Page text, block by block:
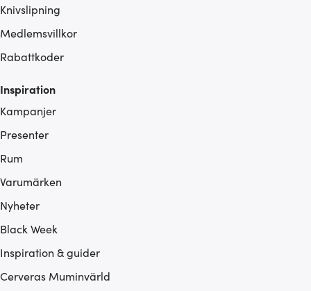
Knivslipning
Medlemsvillkor
Rabattkoder
Inspiration
Kampanjer
Presenter
Rum
Varumärken
Nyheter
Black Week
Inspiration & guider
Cerveras Muminvärld